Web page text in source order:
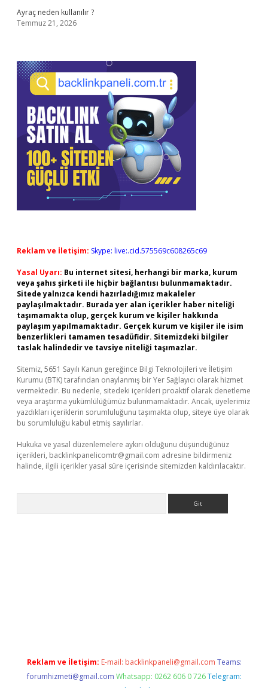
Ayraç neden kullanılır ?
Temmuz 21, 2026
Reklam ve İletişim: Skype: live:.cid.575569c608265c69
Yasal Uyarı: Bu internet sitesi, herhangi bir marka, kurum
veya şahıs şirketi ile hiçbir bağlantısı bulunmamaktadır.
Sitede yalnızca kendi hazırladığımız makaleler
paylaşılmaktadır. Burada yer alan içerikler haber niteliği
taşımamakta olup, gerçek kurum ve kişiler hakkında
paylaşım yapılmamaktadır. Gerçek kurum ve kişiler ile isim
benzerlikleri tamamen tesadüfidir. Sitemizdeki bilgiler
taslak halindedir ve tavsiye niteliği taşımazlar.
Sitemiz, 5651 Sayılı Kanun gereğince Bilgi Teknolojileri ve İletişim
Kurumu (BTK) tarafından onaylanmış bir Yer Sağlayıcı olarak hizmet
vermektedir. Bu nedenle, sitedeki içerikleri proaktif olarak denetleme
veya araştırma yükümlülüğümüz bulunmamaktadır. Ancak, üyelerimiz
yazdıkları içeriklerin sorumluluğunu taşımakta olup, siteye üye olarak
bu sorumluluğu kabul etmiş sayılırlar.
Hukuka ve yasal düzenlemelere aykırı olduğunu düşündüğünüz
içerikleri, backlinkpanelicomtr@gmail.com adresine bildirmeniz
halinde, ilgili içerikler yasal süre içerisinde sitemizden kaldırılacaktır.
Reklam ve İletişim: E-mail: backlinkpaneli@gmail.com Teams:
forumhizmeti@gmail.com Whatsapp: 0262 606 0 726 Telegram: